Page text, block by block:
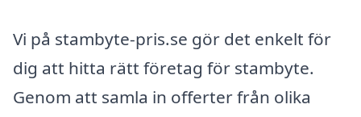
Vi på stambyte-pris.se gör det enkelt för
dig att hitta rätt företag för stambyte.
Genom att samla in offerter från olika